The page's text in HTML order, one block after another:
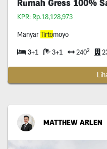
Rumah Gress 100%
KPR: Rp.18,128,973
ManyarTirtomoyo
3+1 3+1 2402
MATTHEW ARLEN